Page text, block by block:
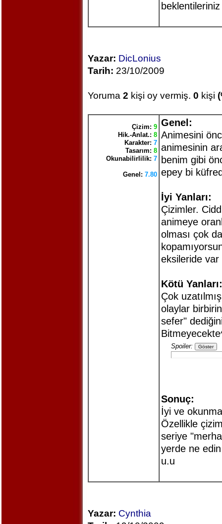
Yazar: DicLonius
Tarih: 23/10/2009
Yoruma 2 kişi oy vermiş. 0 kişi
Çizim: 9
Hik.-Anlat.: 8
Karakter: 7
Tasarım: 8
Okunabilirlilik: 7
Genel: 7.80
Genel:
Animesini
animesinin
benim gibi
epey bi
İyi Yanları:
Çizimler.
animeye
olması çok
eksileride var
Kötü Yanları:
Çok
olaylar
sefer"
Spoiler:
Sonuç:
İyi ve
Özellikle
seriye
yerde ne
u.u
Yazar: Cynthia